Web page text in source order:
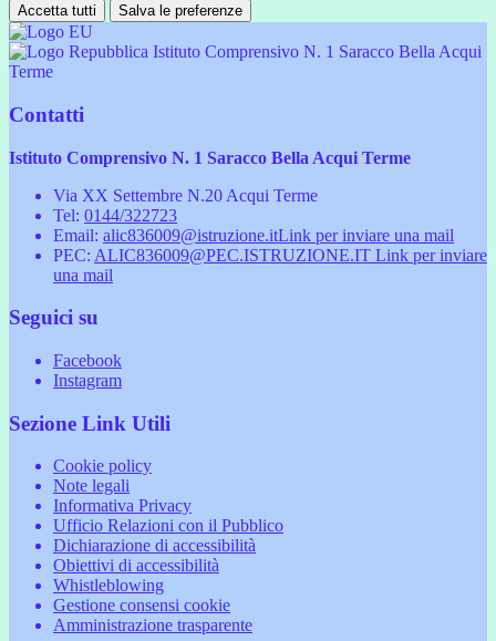
Accetta tutti Salva le preferenze
Istituto Comprensivo N. 1 Saracco Bella Acqui
Terme
Contatti
Istituto Comprensivo N. 1 Saracco Bella Acqui Terme
Via XX Settembre N.20 Acqui Terme
Tel: 0144/322723
Email: alic836009@istruzione.itLink per inviare una mail
PEC: ALIC836009@PEC.ISTRUZIONE.IT Link per inviare
una mail
Seguici su
Facebook
Instagram
Sezione Link Utili
Cookie policy
Note legali
Informativa Privacy
Ufficio Relazioni con il Pubblico
Dichiarazione di accessibilità
Obiettivi di accessibilità
Whistleblowing
Gestione consensi cookie
Amministrazione trasparente